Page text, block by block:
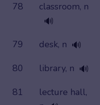
78
classroom, n
🔊
79 desk, n 🔊
80
library, n 🔊
81
lecture hall,